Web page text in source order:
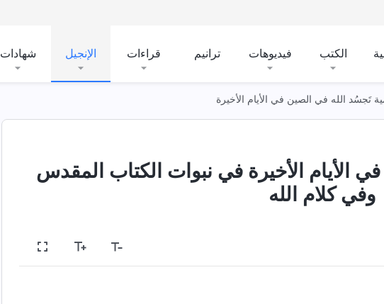
الكتب فيديوهات ترانيم قراءات الإنجيل شهادات
تَجسُد الله في الصين في الأيام الأخيرة
الأيام الأخيرة في نبوات الكتاب المقدس
وفي كلام الله